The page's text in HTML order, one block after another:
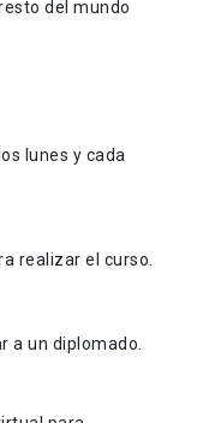
del mundo
lunes y cada
realizar el curso.
a un diplomado.